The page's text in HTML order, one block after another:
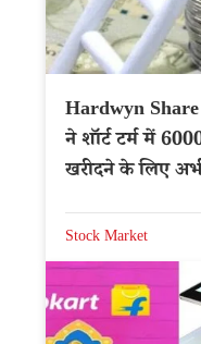
Hardwyn
ने शॉर्ट टर्म में
खरीदने के लिए
Stock Market